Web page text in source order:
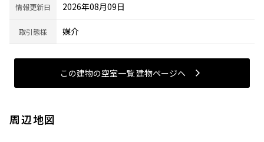
情報更新日 2026年08月09日
取引態様 媒介
この建物の空室一覧 建物ページヘ
周辺地図